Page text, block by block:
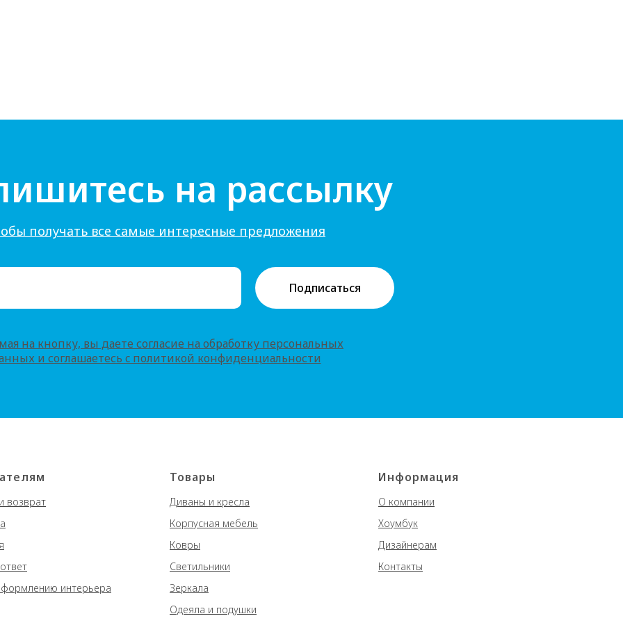
на рассылку
получать все самые интересные предложения
Подписаться
на кнопку, вы даете согласие на обработку персональных
и соглашаетесь c политикой конфиденциальности
возврат
интерьера
Товары
Диваны и кресла
Корпусная мебель
Ковры
Светильники
Зеркала
Одеяла и подушки
Информация
О компании
Хоумбук
Дизайнерам
Контакты